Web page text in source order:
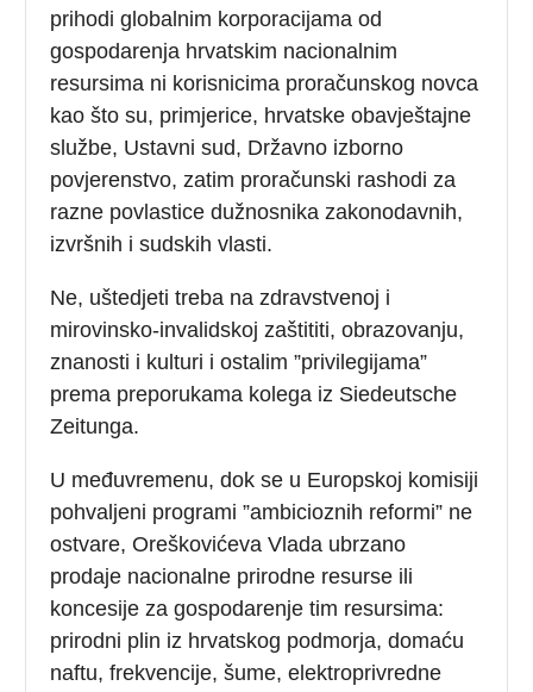
prihodi globalnim korporacijama od
gospodarenja hrvatskim nacionalnim
resursima ni korisnicima proračunskog novca
kao što su, primjerice, hrvatske obavještajne
službe, Ustavni sud, Državno izborno
povjerenstvo, zatim proračunski rashodi za
razne povlastice dužnosnika zakonodavnih,
izvršnih i sudskih vlasti.
Ne, uštedjeti treba na zdravstvenoj i
mirovinsko-invalidskoj zaštititi, obrazovanju,
znanosti i kulturi i ostalim ”privilegijama”
prema preporukama kolega iz Siedeutsche
Zeitunga.
U međuvremenu, dok se u Europskoj komisiji
pohvaljeni programi ”ambicioznih reformi” ne
ostvare, Oreškovićeva Vlada ubrzano
prodaje nacionalne prirodne resurse ili
koncesije za gospodarenje tim resursima:
prirodni plin iz hrvatskog podmorja, domaću
naftu, frekvencije, šume, elektroprivredne